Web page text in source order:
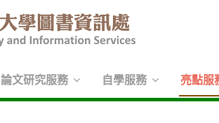
論文研究服務 自學服務 亮點服